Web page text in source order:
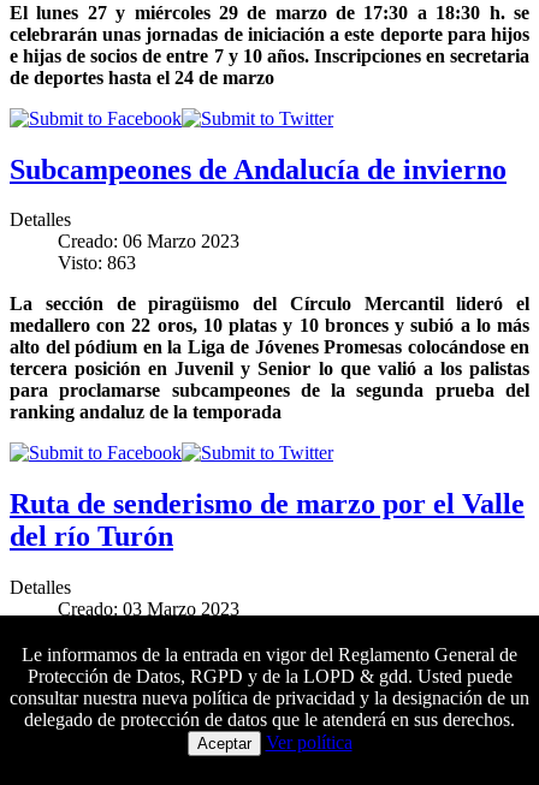
El lunes 27 y miércoles 29 de marzo de 17:30 a 18:30 h. se
celebrarán unas jornadas de iniciación a este deporte para hijos
e hijas de socios de entre 7 y 10 años. Inscripciones en secretaria
de deportes hasta el 24 de marzo
Subcampeones de Andalucía de invierno
Detalles
Creado: 06 Marzo 2023
Visto: 863
La sección de piragüismo del Círculo Mercantil lideró el
medallero con 22 oros, 10 platas y 10 bronces y subió a lo más
alto del pódium en la Liga de Jóvenes Promesas colocándose en
tercera posición en Juvenil y Senior lo que valió a los palistas
para proclamarse subcampeones de la segunda prueba del
ranking andaluz de la temporada
Ruta de senderismo de marzo por el Valle
del río Turón
Detalles
Creado: 03 Marzo 2023
El próximo sábado 25 de marzo se llevará a cabo una nueva
salida de senderismo de dificultad mediaal Parque Nacional de
la Sierra de las Nieves. Las inscripciones se pueden formalizar
del 3 al 24 de marzoColaboradores principales
Le informamos de la entrada en vigor del Reglamento General de
Protección de Datos, RGPD y de la LOPD & gdd. Usted puede
consultar nuestra nueva política de privacidad y la designación de un
delegado de protección de datos que le atenderá en sus derechos.
Aceptar Ver política